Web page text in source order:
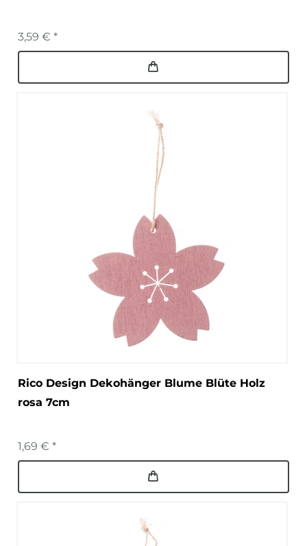
3,59 € *
Rico Design Dekohänger Blume Blüte Holz
rosa 7cm
1,69 € *